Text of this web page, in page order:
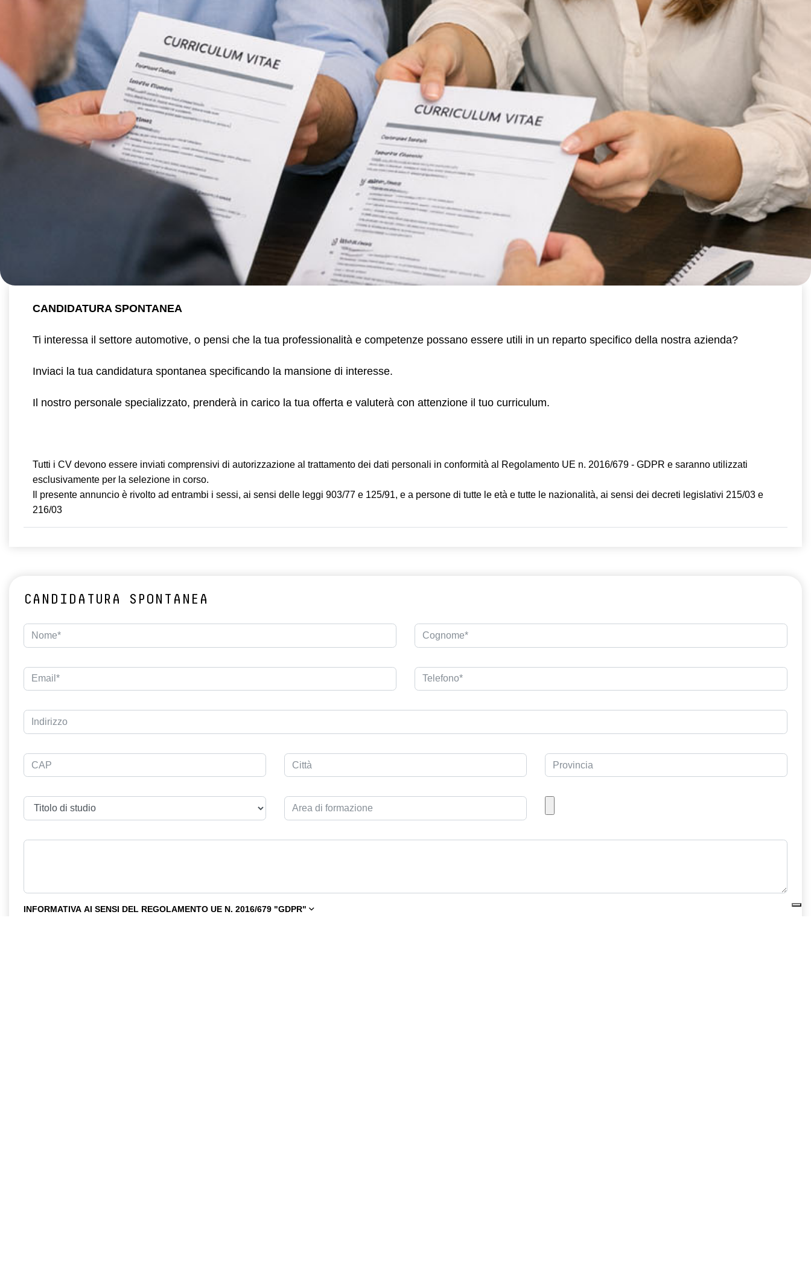
CANDIDATURA SPONTANEA
Ti interessa il settore automotive, o pensi che la tua professionalità e competenze possano essere utili in un reparto specifico della nostra azienda?
Inviaci la tua candidatura spontanea specificando la mansione di interesse.
Il nostro personale specializzato, prenderà in carico la tua offerta e valuterà con attenzione il tuo curriculum.
Tutti i CV devono essere inviati comprensivi di autorizzazione al trattamento dei dati personali in conformità al Regolamento UE n. 2016/679 - GDPR e saranno utilizzati
esclusivamente per la selezione in corso.
Il presente annuncio è rivolto ad entrambi i sessi, ai sensi delle leggi 903/77 e 125/91, e a persone di tutte le età e tutte le nazionalità, ai sensi dei decreti legislativi 215/03 e
216/03
CANDIDATURA SPONTANEA
INFORMATIVA AI SENSI DEL REGOLAMENTO UE N. 2016/679 "GDPR"